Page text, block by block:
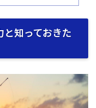
知っておきた